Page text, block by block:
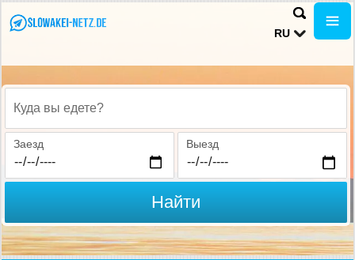
RU
Куда вы едете?
Заезд Выезд
Найти